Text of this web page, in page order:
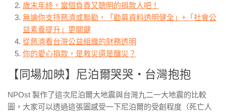
歲末年終，當個負責又聰明的捐款人吧！
無論你支持慈濟或聯勸，「勸募資料透明健全」+「社會公
益素養提升」更關鍵
從慈濟看台灣公益組織的財務透明
你的愛心捐款，是救災還是釀災？
【同場加映】尼泊爾哭哭・台灣抱抱
NPOst 製作了這次尼泊爾大地震與台灣九二一大地震的比較
圖，大家可以透過這張圖感受一下尼泊爾的受創程度（死亡人